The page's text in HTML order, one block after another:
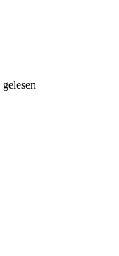
gelesen